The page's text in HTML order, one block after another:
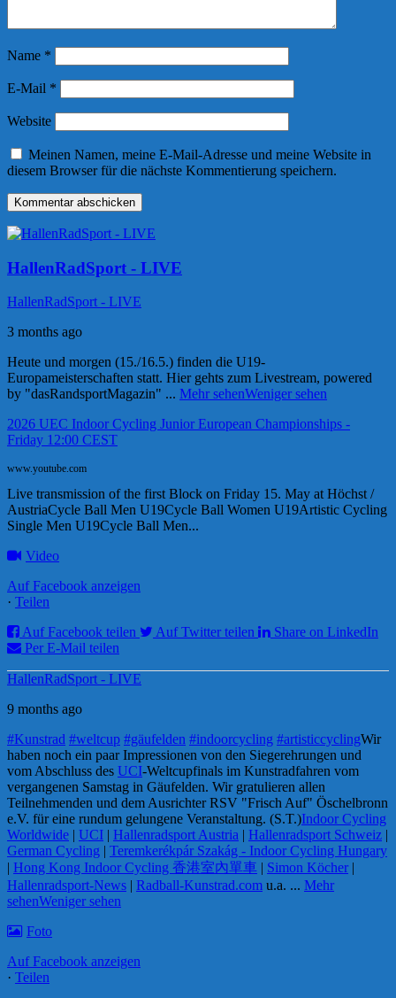
Name *
E-Mail *
Website
Meinen Namen, meine E-Mail-Adresse und meine Website in
diesem Browser für die nächste Kommentierung speichern.
HallenRadSport - LIVE
HallenRadSport - LIVE
3 months ago
Heute und morgen (15./16.5.) finden die U19-
Europameisterschaften statt. Hier gehts zum Livestream, powered
by "dasRandsportMagazin" ... Mehr sehenWeniger sehen
2026 UEC Indoor Cycling Junior European Championships -
Friday 12:00 CEST
www.youtube.com
Live transmission of the first Block on Friday 15. May at Höchst /
AustriaCycle Ball Men U19Cycle Ball Women U19Artistic Cycling
Single Men U19Cycle Ball Men...
Video
Auf Facebook anzeigen
· Teilen
Auf Facebook teilen
Auf Twitter teilen
Share on LinkedIn
Per E-Mail teilen
HallenRadSport - LIVE
9 months ago
#Kunstrad #weltcup #gäufelden #indoorcycling #artisticcyclingWir
haben noch ein paar Impressionen von den Siegerehrungen und
vom Abschluss des UCI-Weltcupfinals im Kunstradfahren vom
vergangenen Samstag in Gäufelden. Wir gratulieren allen
Teilnehmenden und dem Ausrichter RSV "Frisch Auf" Öschelbronn
e.V. für eine rundum gelungene Veranstaltung. (S.T.)Indoor Cycling
Worldwide
UCI Hallenradsport Austria Hallenradsport Schweiz
German Cycling
Teremkerékpár Szakág - Indoor Cycling Hungary
Hong Kong Indoor Cycling 香港室內單車 Simon Köcher
Hallenradsport-News
Radball-Kunstrad.com u.a. ... Mehr
sehenWeniger sehen
Foto
Auf Facebook anzeigen
· Teilen